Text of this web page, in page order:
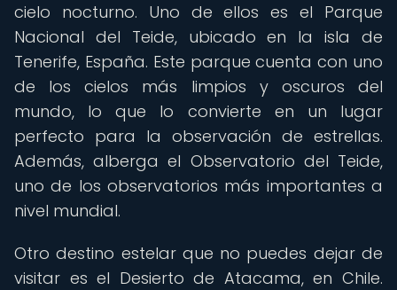
cielo nocturno. Uno de ellos es el Parque
Nacional del Teide, ubicado en la isla de
Tenerife, España. Este parque cuenta con uno
de los cielos más limpios y oscuros del
mundo, lo que lo convierte en un lugar
perfecto para la observación de estrellas.
Además, alberga el Observatorio del Teide,
uno de los observatorios más importantes a
nivel mundial.
Otro destino estelar que no puedes dejar de
visitar es el Desierto de Atacama, en Chile.